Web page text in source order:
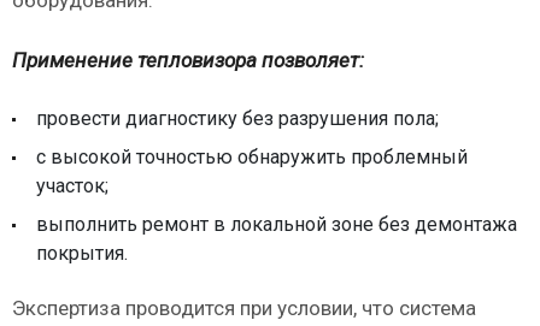
Применение тепловизора позволяет:
провести диагностику без разрушения пола;
с высокой точностью обнаружить проблемный
участок;
выполнить ремонт в локальной зоне без демонтажа
покрытия.
Экспертиза проводится при условии, что система